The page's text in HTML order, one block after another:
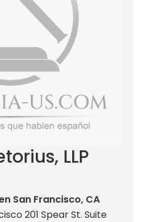
LLP
San Francisco, CA
201 Spear St. Suite